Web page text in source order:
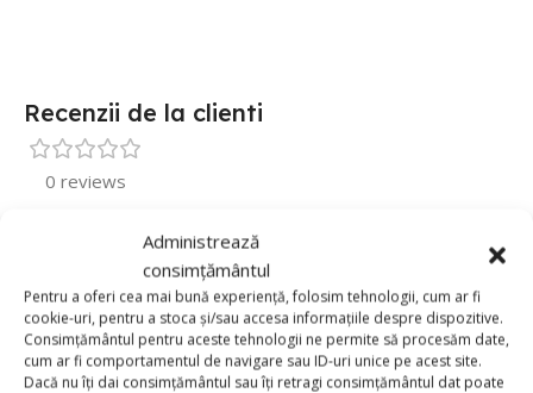
Administrează
consimțământul
Pentru a oferi cea mai bună experiență, folosim tehnologii, cum ar fi
cookie-uri, pentru a stoca și/sau accesa informațiile despre dispozitive.
Consimțământul pentru aceste tehnologii ne permite să procesăm date,
cum ar fi comportamentul de navigare sau ID-uri unice pe acest site.
Dacă nu îți dai consimțământul sau îți retragi consimțământul dat poate
Recenzii de la clienti
0 reviews
0
0
0
0